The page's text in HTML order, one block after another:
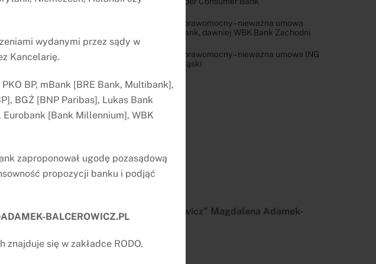
wydanymi przez sądy w
Kancelarię.
BP, mBank [BRE Bank, Multibank],
BGŻ [BNP Paribas], Lukas Bank
[Bank Millennium], WBK
zaproponował ugodę pozasądową
propozycji banku i podjąć
BALCEROWICZ.PL
się w zakładce RODO.
Wyrok prawomocny – nieważna umowa
Erste Bank, dawniej WBK Bank Zachodni
Wyrok prawomocny – nieważna umowa ING
Bank Śląski
Radcowska „Adamek & Balcerowicz” Magdalena Adamek-
17 lok. 10, 85-065 Bydgoszcz